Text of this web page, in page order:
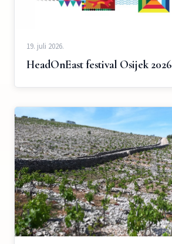
19. juli 2026.
HeadOnEast festival Osijek 2026